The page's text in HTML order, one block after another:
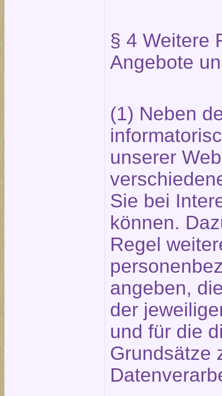
§ 4 Weitere
Angebote
(1) Neben
unserer
Sie bei
können.
Regel
angeben,
der
und für die
Grundsätze